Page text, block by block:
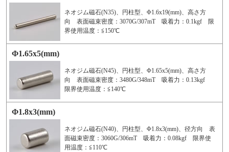
ネオジム磁石(N35)、円柱型、Φ1.6x19(mm)、高さ方
向 表面磁束密度：3070G/307mT 吸着力：0.1kgf 限
界使用温度：≦150℃
Φ1.65x5(mm)
ネオジム磁石(N45)、円柱型、Φ1.65x5(mm)、高さ方
向 表面磁束密度：3480G/348mT 吸着力：0.13kgf
限界使用温度：≦140℃
Φ1.8x3(mm)
ネオジム磁石(N40)、円柱型、Φ1.8x3(mm)、径方向 表
面磁束密度：3060G/306mT 吸着力：0.08kgf 限界使
用温度：≦110℃